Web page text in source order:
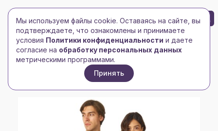
Toggle navigation
Toggle navigation
БРЕНД-ЛОГО 0
Главная/Футболки и майки/Мужские футболки /
Футболка Berlin к/р оверсайз, 100% хлопок, 180гр,
Мы используем файлы cookie. Оставаясь на сайте, вы
подтверждаете, что ознакомлены и принимаете
условия Политики конфиденциальности и даете
согласие на обработку персональных данных
метрическими программами.
Принять